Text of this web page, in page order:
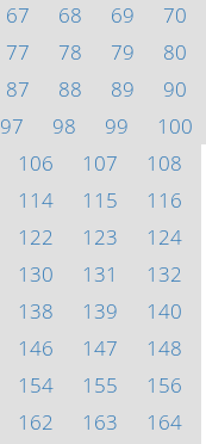
67 68 69
70
77 78 79
80
87 88 89
90
97 98 99
100
106 107
108
114 115
116
122 123
124
130 131
132
138 139
140
146 147
148
154 155
156
162 163
164